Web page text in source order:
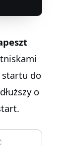
do
o